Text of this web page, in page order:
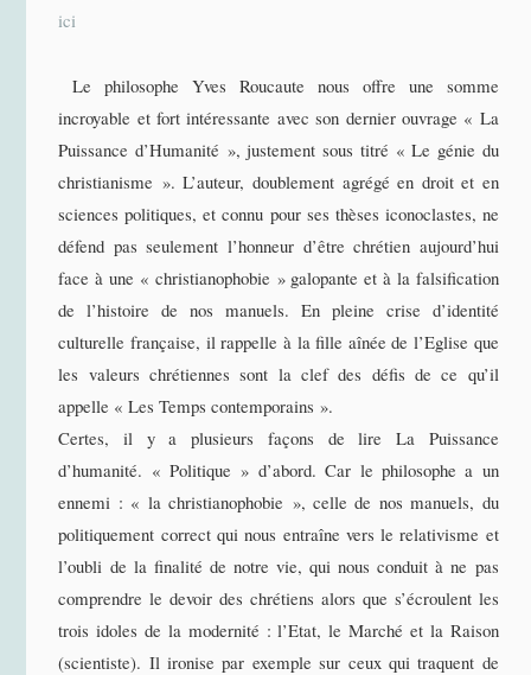
ici
Le philosophe Yves Roucaute nous offre une somme
incroyable et fort intéressante avec son dernier ouvrage « La
Puissance d’Humanité », justement sous titré « Le génie du
christianisme ». L’auteur, doublement agrégé en droit et en
sciences politiques, et connu pour ses thèses iconoclastes, ne
défend pas seulement l’honneur d’être chrétien aujourd’hui
face à une « christianophobie » galopante et à la falsification
de l’histoire de nos manuels. En pleine crise d’identité
culturelle française, il rappelle à la fille aînée de l’Eglise que
les valeurs chrétiennes sont la clef des défis de ce qu’il
appelle « Les Temps contemporains ».
Certes, il y a plusieurs façons de lire La Puissance
d’humanité. « Politique » d’abord. Car le philosophe a un
ennemi : « la christianophobie », celle de nos manuels, du
politiquement correct qui nous entraîne vers le relativisme et
l’oubli de la finalité de notre vie, qui nous conduit à ne pas
comprendre le devoir des chrétiens alors que s’écroulent les
trois idoles de la modernité : l’Etat, le Marché et la Raison
(scientiste). Il ironise par exemple sur ceux qui traquent de